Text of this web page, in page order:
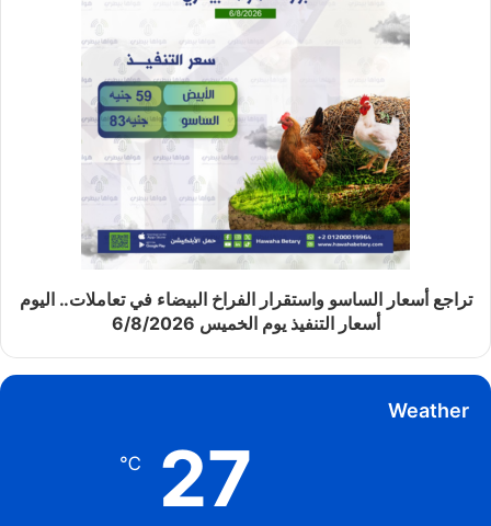
تراجع أسعار الساسو واستقرار الفراخ البيضاء في تعاملات.. اليوم
أسعار التنفيذ يوم الخميس 6/8/2026
Weather
27
℃